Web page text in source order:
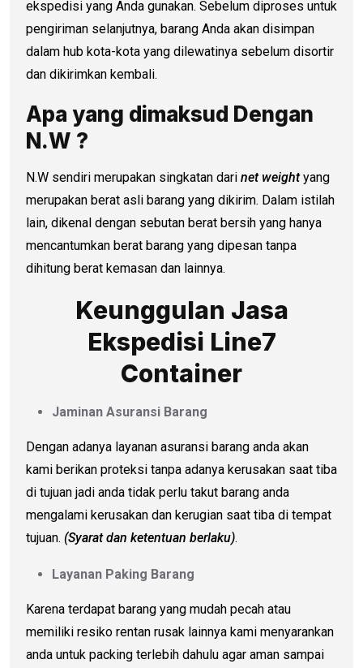
ekspedisi yang Anda gunakan. Sebelum diproses untuk
pengiriman selanjutnya, barang Anda akan disimpan
dalam hub kota-kota yang dilewatinya sebelum disortir
dan dikirimkan kembali.
Apa yang dimaksud Dengan
N.W ?
N.W sendiri merupakan singkatan dari net weightyang
merupakan berat asli barang yang dikirim. Dalam istilah
lain, dikenal dengan sebutan berat bersih yang hanya
mencantumkan berat barang yang dipesan tanpa
dihitung berat kemasan dan lainnya.
Keunggulan Jasa
Ekspedisi Line7
Container
Jaminan Asuransi Barang
Dengan adanya layanan asuransi barang anda akan
kami berikan proteksi tanpa adanya kerusakan saat tiba
di tujuan jadi anda tidak perlu takut barang anda
mengalami kerusakan dan kerugian saat tiba di tempat
tujuan. (Syarat dan ketentuan berlaku).
Layanan Paking Barang
Karena terdapat barang yang mudah pecah atau
memiliki resiko rentan rusak lainnya kami menyarankan
anda untuk packing terlebih dahulu agar aman sampai